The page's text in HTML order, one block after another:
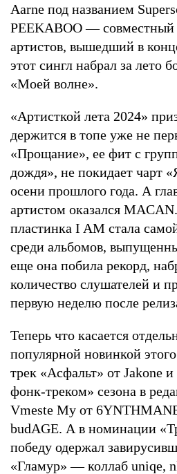
Aarne под названием
PEEKABOO — совместный
артистов, вышедший в
этот сингл набрал за лето
«Моей волне».
«Артисткой лета 2024»
держится в топе уже не
«Прощание», ее фит с
дождя», не покидает чарт
осени прошлого года. А
артистом оказался
пластинка I AM стала
среди альбомов,
еще она побила рекорд,
количество слушателей и
первую неделю после
Теперь что касается
популярной новинкой
трек «Асфальт» от Jakone
фонк-треком» сезона в
Vmeste My от
budAGE. А в номинации
победу одержал
«Гламур» — коллаб uniqe,